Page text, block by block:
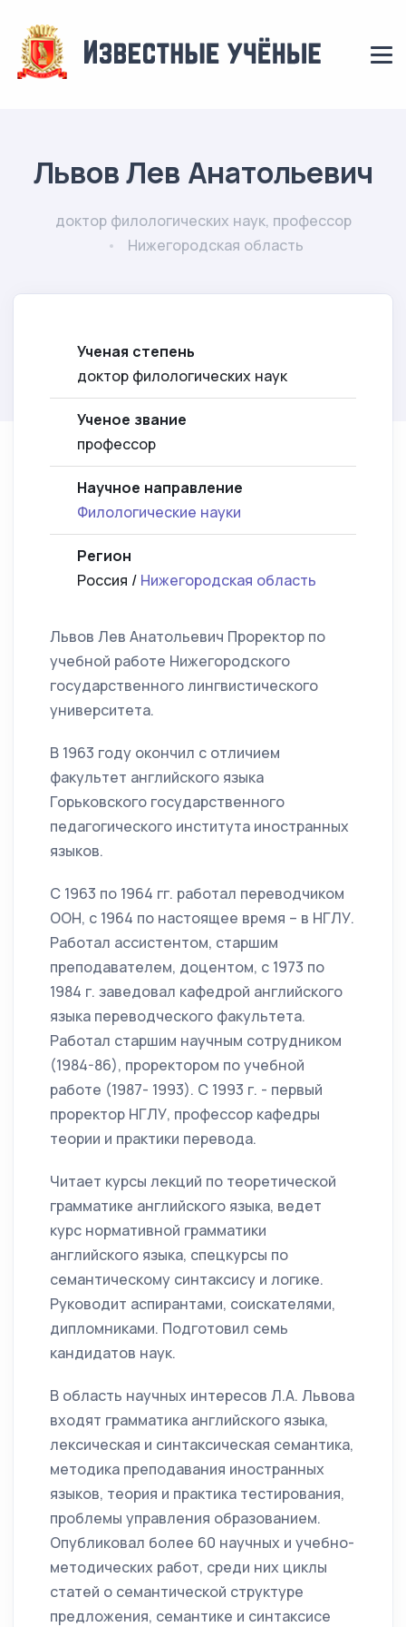
Львов Лев Анатольевич
доктор филологических наук, профессор
Нижегородская область
Ученая степень
доктор филологических наук
Ученое звание
профессор
Научное направление
Филологические науки
Регион
Россия / Нижегородская область
Львов Лев Анатольевич Проректор по
учебной работе Нижегородского
государственного лингвистического
университета.
В 1963 году окончил с отличием
факультет английского языка
Горьковского государственного
педагогического института иностранных
языков.
С 1963 по 1964 гг. работал переводчиком
ООН, с 1964 по настоящее время – в НГЛУ.
Работал ассистентом, старшим
преподавателем, доцентом, с 1973 по
1984 г. заведовал кафедрой английского
языка переводческого факультета.
Работал старшим научным сотрудником
(1984-86), проректором по учебной
работе (1987- 1993). С 1993 г. - первый
проректор НГЛУ, профессор кафедры
теории и практики перевода.
Читает курсы лекций по теоретической
грамматике английского языка, ведет
курс нормативной грамматики
английского языка, спецкурсы по
семантическому синтаксису и логике.
Руководит аспирантами, соискателями,
дипломниками. Подготовил семь
кандидатов наук.
В область научных интересов Л.А. Львова
входят грамматика английского языка,
лексическая и синтаксическая семантика,
методика преподавания иностранных
языков, теория и практика тестирования,
проблемы управления образованием.
Опубликовал более 60 научных и учебно-
методических работ, среди них циклы
статей о семантической структуре
предложения, семантике и синтаксисе